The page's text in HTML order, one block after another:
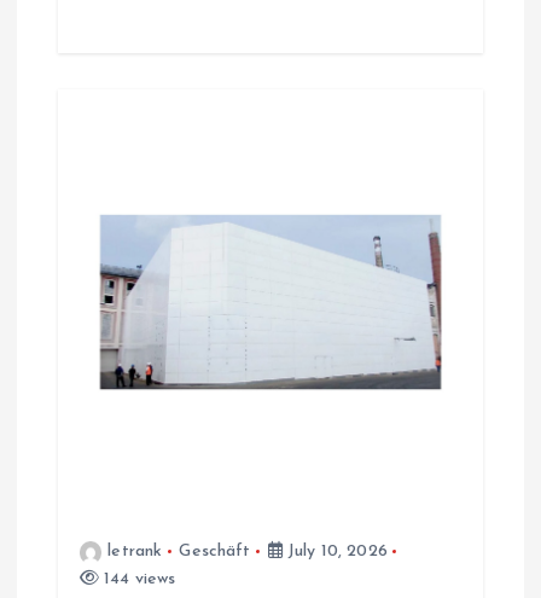
letrank Geschäft
July 10, 2026
144 views